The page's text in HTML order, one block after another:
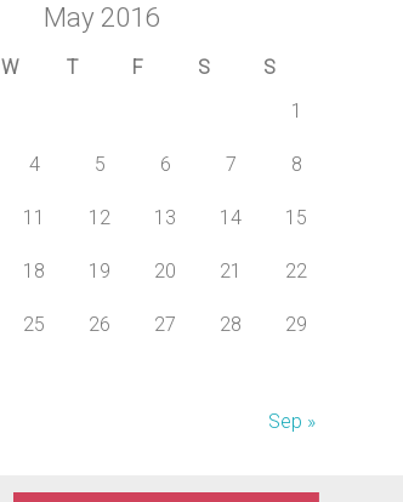
May 2016
W T F S
S
1
4 5 6 7 8
11 12 13 14 15
18 19 20 21 22
25 26 27 28 29
Sep »